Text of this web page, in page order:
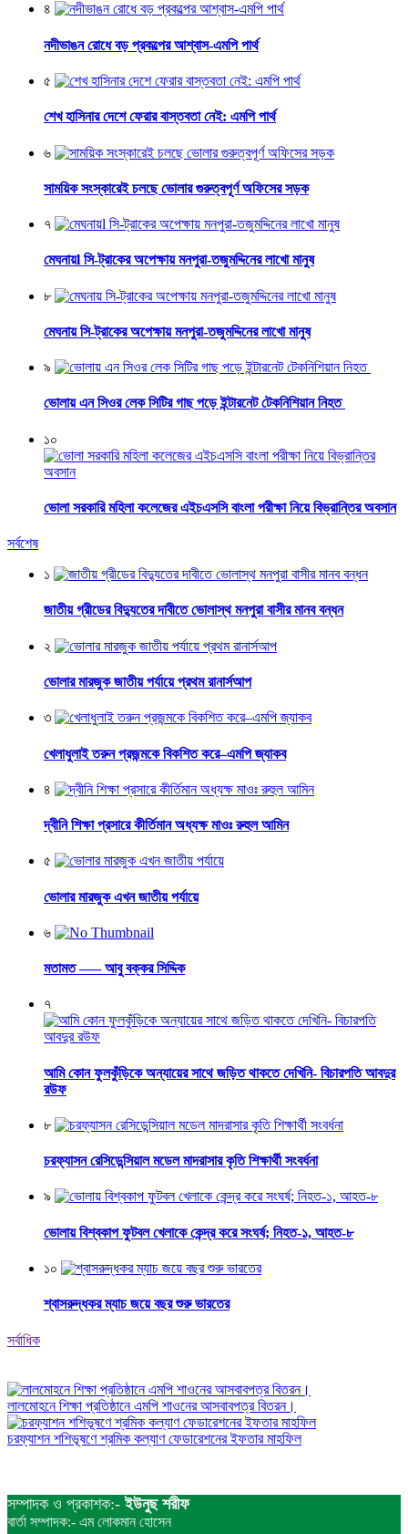
৪
নদীভাঙন রোধে বড় প্রকল্পের আশ্বাস-এমপি পার্থ
৫
শেখ হাসিনার দেশে ফেরার বাস্তবতা নেই: এমপি পার্থ
৬
সাময়িক সংস্কারেই চলছে ভোলার গুরুত্বপূর্ণ অফিসের সড়ক
৭
মেঘনায়l সি-ট্রাকের অপেক্ষায় মনপুরা-তজুমদ্দিনের লাখো মানুষ
৮
মেঘনায় সি-ট্রাকের অপেক্ষায় মনপুরা-তজুমদ্দিনের লাখো মানুষ
৯
ভোলায় এন সিওর লেক সিটির গাছ পড়ে ইন্টারনেট টেকনিশিয়ান নিহত
১০
ভোলা সরকারি মহিলা কলেজের এইচএসসি বাংলা পরীক্ষা নিয়ে বিভ্রান্তির অবসান
সর্বশেষ
১
জাতীয় গ্রীডের বিদ্যুতের দাবীতে ভোলাস্থ মনপুরা বাসীর মানব বন্ধন
২
ভোলার মারজুক জাতীয় পর্যায়ে প্রথম রানার্সআপ
৩
খেলাধুলাই তরুন প্রজন্মকে বিকশিত করে–এমপি জ্যাকব
৪
দ্বীনি শিক্ষা প্রসারে কীর্তিমান অধ্যক্ষ মাওঃ রুহুল আমিন
৫
ভোলার মারজুক এখন জাতীয় পর্যায়ে
৬
মতামত —– আবু বক্কর সিদ্দিক
৭
আমি কোন ফুলকুঁড়িকে অন্যায়ের সাথে জড়িত থাকতে দেখিনি- বিচারপতি আবদুর
রউফ
৮
চরফ্যাসন রেসিডেন্সিয়াল মডেল মাদরাসার কৃতি শিক্ষার্থী সংবর্ধনা
৯
ভোলায় বিশ্বকাপ ফুটবল খেলাকে কেন্দ্র করে সংঘর্ষ; নিহত-১, আহত-৮
১০
শ্বাসরুদ্ধকর ম্যাচ জয়ে বছর শুরু ভারতের
সর্বাধিক
লালমোহনে শিক্ষা প্রতিষ্ঠানে এমপি শাওনের আসবাবপত্র বিতরন।
চরফ্যাশন শশিভূষণে শ্রমিক কল্যাণ ফেডারেশনের ইফতার মাহফিল
সম্পাদক ও প্রকাশক:-ইউনুছ শরীফ
বার্তা সম্পাদক:- এম লোকমান হোসেন